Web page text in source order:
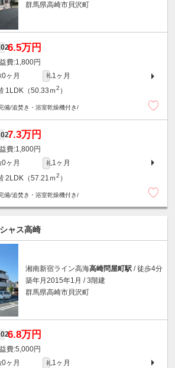
群馬県高崎市貝沢町
6.5万円
1,800円
0ヶ月 礼1ヶ月
1LDK（50.33ｍ2 ）
備/追焚き・浴室乾燥機付き/
7.3万円
1,800円
0ヶ月 礼1ヶ月
2LDK（57.21ｍ2 ）
備/追焚き・浴室乾燥機付き/
ャス高崎
湘南新宿ライン高海高崎問屋町駅 / 徒歩4分
築年月2015年1月 / 3階建
群馬県高崎市貝沢町
6.8万円
5,000円
0ヶ月 礼1ヶ月